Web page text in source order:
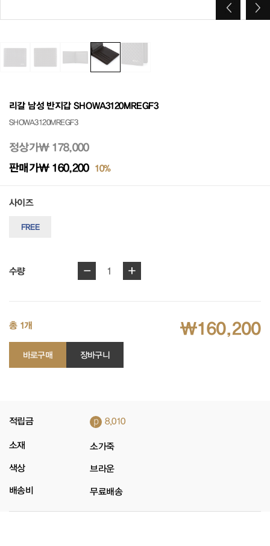
리갈 남성 반지갑 SHOWA3120MREGF3
SHOWA3120MREGF3
정상가₩ 178,000
판매가₩ 160,200 10%
사이즈
FREE
수량 - 1 +
총 1개 ₩160,200
바로구매 장바구니
적립금 p 8,010
소재 소가죽
색상 브라운
배송비 무료배송